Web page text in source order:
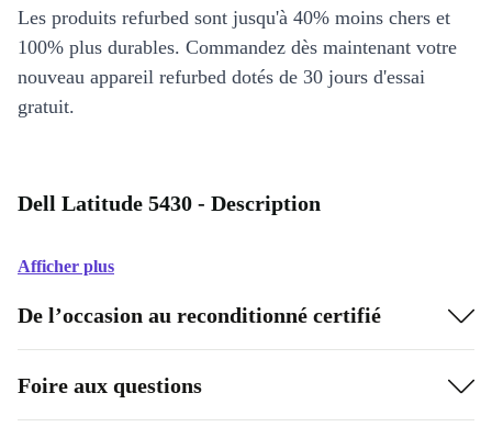
Les produits refurbed sont jusqu'à 40% moins chers et
100% plus durables. Commandez dès maintenant votre
nouveau appareil refurbed dotés de 30 jours d'essai
gratuit.
Dell Latitude 5430 - Description
Afficher plus
De l’occasion au reconditionné certifié
Foire aux questions